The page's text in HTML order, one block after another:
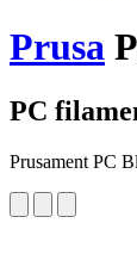
Prusa
PC
Prusament PC